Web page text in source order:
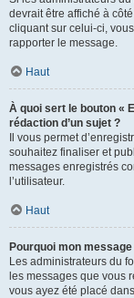
devrait être affiché à
cliquant sur celui-ci,
rapporter le message.
Haut
À quoi sert le bouton «
rédaction d’un sujet ?
Il vous permet
souhaitez finaliser et
messages enregistrés
l’utilisateur.
Haut
Pourquoi mon
Les administrateurs du
les messages que vous
vous ayez été placé